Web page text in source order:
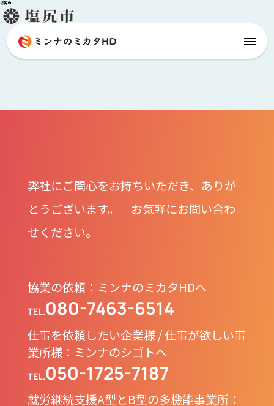
塩尻市
弊社にご関心をお持ちいただき、ありが
とうございます。 お気軽にお問い合わ
せください。
協業の依頼：ミンナのミカタHDへ
TEL.080-7463-6514
仕事を依頼したい企業様 / 仕事が欲しい事
業所様：ミンナのシゴトへ
TEL.050-1725-7187
就労継続支援A型とB型の多機能事業所：